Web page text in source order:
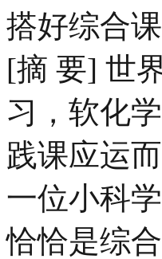
搭好综合
[摘 要] 世
习，软化
践课应运
一位小科
恰恰是综